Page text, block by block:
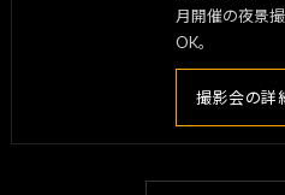
月開催の夜景
OK。
撮影会の詳